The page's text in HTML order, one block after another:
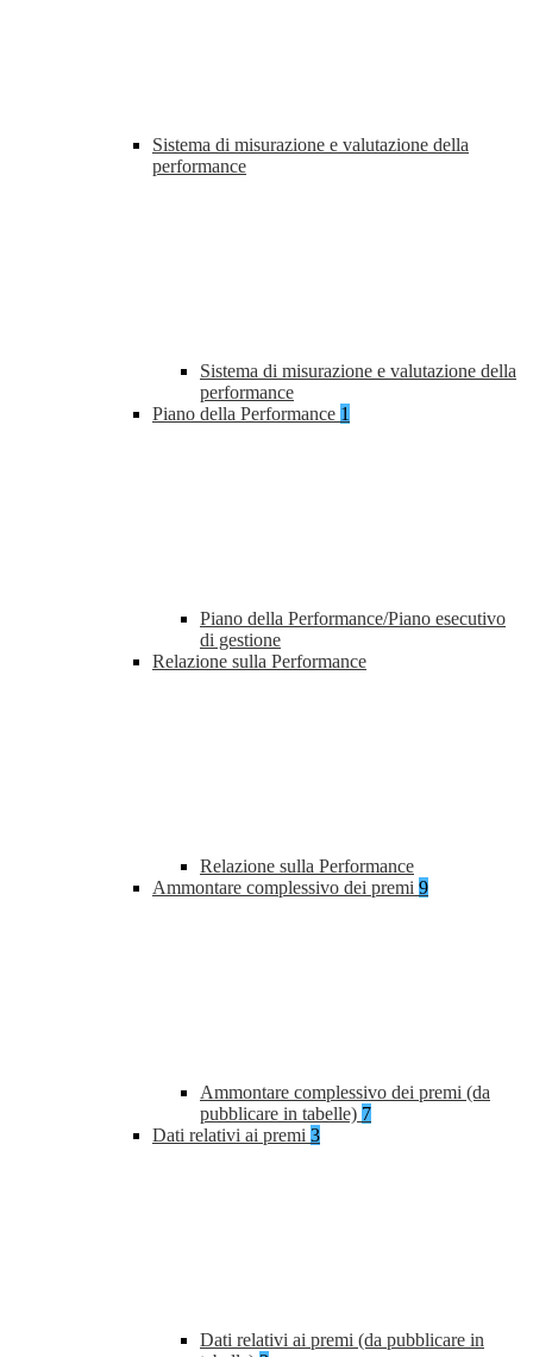
Sistema di misurazione e valutazione della
performance
Sistema di misurazione e valutazione della
performance
Piano della Performance 1
Piano della Performance/Piano esecutivo
di gestione
Relazione sulla Performance
Relazione sulla Performance
Ammontare complessivo dei premi 9
Ammontare complessivo dei premi (da
pubblicare in tabelle) 7
Dati relativi ai premi 3
Dati relativi ai premi (da pubblicare in